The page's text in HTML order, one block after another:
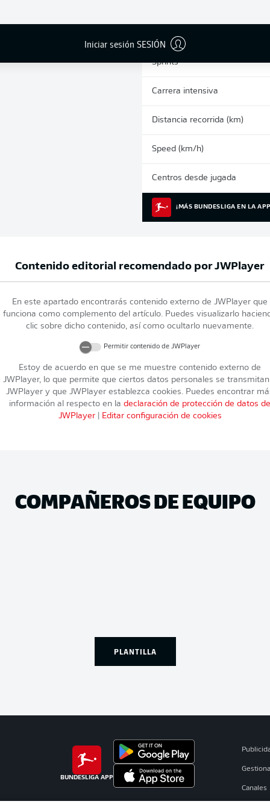
Iniciar sesión SESIÓN
Sprints
Carrera intensiva
Distancia recorrida (km)
Speed (km/h)
Centros desde jugada
¡MÁS BUNDESLIGA EN LA
Contenido editorial recomendado porJWPlayer
En este apartado encontrarás contenido externo de JWPlayer que
funciona como complemento del artículo. Puedes visualizarlo
clic sobre dicho contenido, así como ocultarlo nuevamente.
Permitir contenido de JWPlayer
Estoy de acuerdo en que se me muestre contenido externo de
JWPlayer, lo que permite que ciertos datos personales se
JWPlayer y que JWPlayer establezca cookies. Puedes encontrar
información al respecto en la declaración de protección de datos de
JWPlayer| Editar configuración de cookies
COMPAÑEROS DE EQUIPO
PLANTILLA
BUNDESLIGA APP
Canales